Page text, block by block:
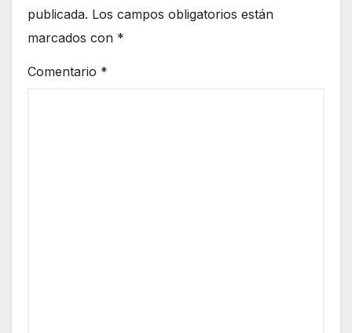
publicada. Los campos obligatorios están
marcados con *
Comentario *